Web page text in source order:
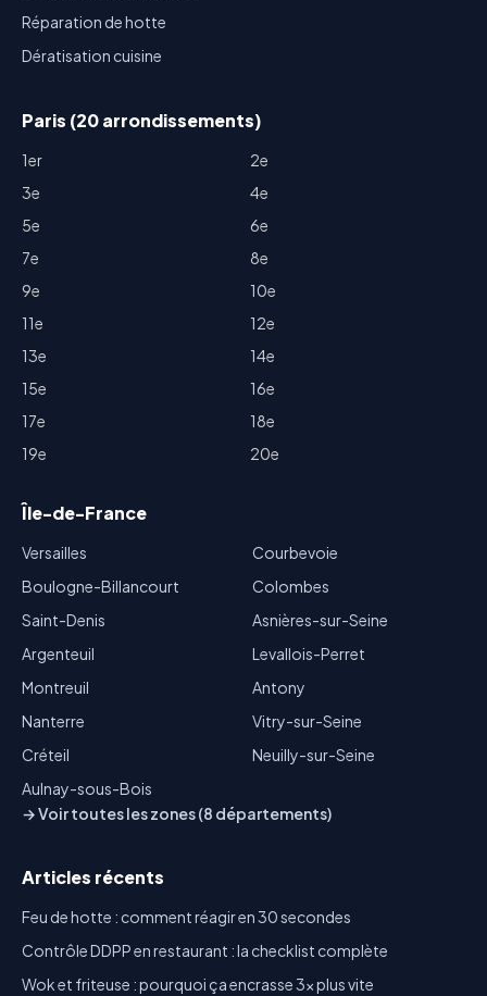
Réparation de hotte
Dératisation cuisine
Paris (20 arrondissements)
1er
2e
3e
4e
5e
6e
7e
8e
9e
10e
11e
12e
13e
14e
15e
16e
17e
18e
19e
20e
Île-de-France
Versailles
Boulogne-Billancourt
Saint-Denis
Argenteuil
Montreuil
Nanterre
Créteil
Aulnay-sous-Bois
Courbevoie
Colombes
Asnières-sur-Seine
Levallois-Perret
Antony
Vitry-sur-Seine
Neuilly-sur-Seine
→ Voir toutes les zones (8 départements)
Articles récents
Feu de hotte : comment réagir en 30 secondes
Contrôle DDPP en restaurant : la checklist complète
Wok et friteuse : pourquoi ça encrasse 3x plus vite